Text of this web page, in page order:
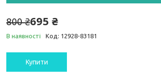
800 ₴695 ₴
В наявності Код: 12928-83181
Купити